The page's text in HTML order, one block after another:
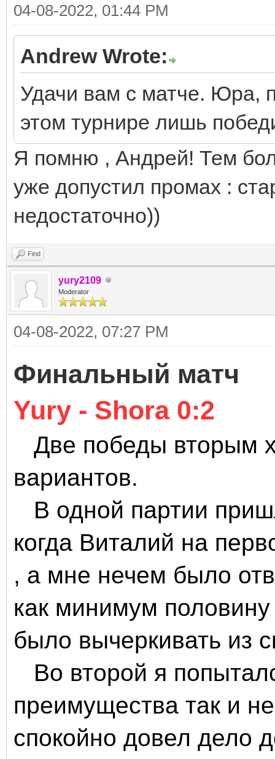
04-08-2022, 01:44 PM
Andrew Wrote:
Удачи вам с матче. Юра,
этом турнире лишь
Я помню , Андрей! Тем
уже допустил промах :
недостаточно))
Find
yury2109
Moderator
04-08-2022, 07:27 PM
Финальный матч
Yury - Shora 0:2
Две победы вторым
вариантов.
В одной партии
когда Виталий на
, а мне нечем было
как минимум
было вычеркивать из
Во второй я
преимущества так и
спокойно довел дело